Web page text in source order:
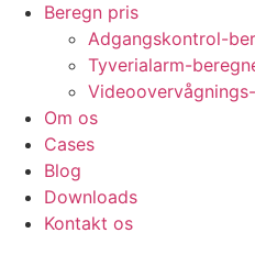
Beregn pris
Adgangskontrol-
Tyverialarm-
Om os
Cases
Blog
Downloads
Kontakt os